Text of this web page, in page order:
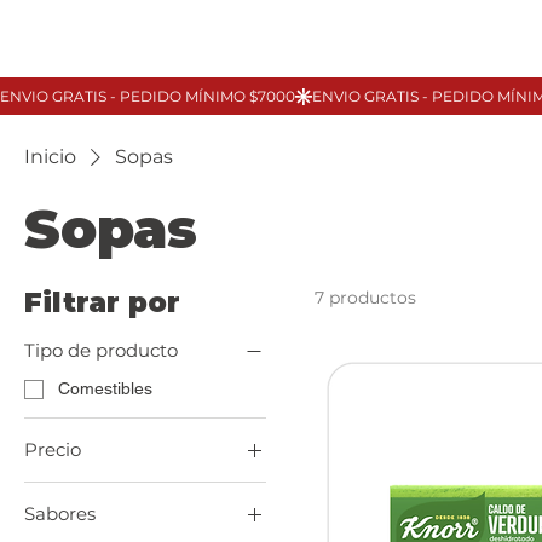
Inicio Sopas
Sopas
Filtrar por
Tipo de producto
Comestibles
Precio
13 UYU 106 UYU
Sabores
7 productos